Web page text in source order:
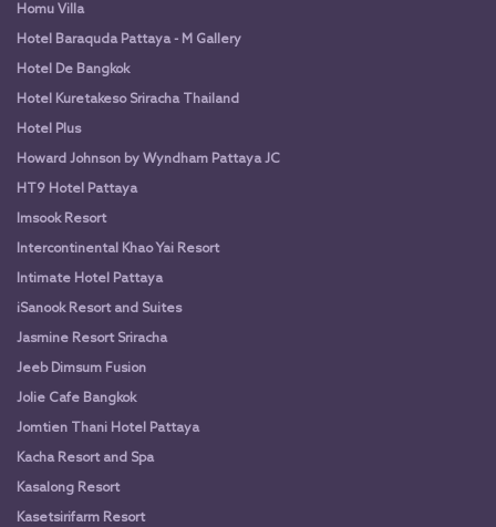
Homu Villa
Hotel Baraquda Pattaya - M Gallery
Hotel De Bangkok
Hotel Kuretakeso Sriracha Thailand
Hotel Plus
Howard Johnson by Wyndham Pattaya JC
HT9 Hotel Pattaya
Imsook Resort
Intercontinental Khao Yai Resort
Intimate Hotel Pattaya
iSanook Resort and Suites
Jasmine Resort Sriracha
Jeeb Dimsum Fusion
Jolie Cafe Bangkok
Jomtien Thani Hotel Pattaya
Kacha Resort and Spa
Kasalong Resort
Kasetsirifarm Resort